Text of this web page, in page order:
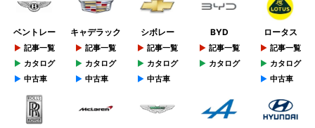
ベントレー
記事一覧
カタログ
中古車
キャデラック
記事一覧
カタログ
中古車
シボレー
記事一覧
カタログ
中古車
BYD
記事一覧
カタログ
ロータス
記事一覧
カタログ
中古車